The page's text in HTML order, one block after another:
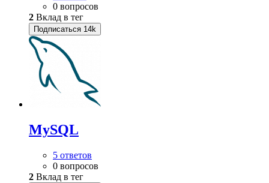
0 вопросов
2 Вклад в тег
Подписаться 14k
MySQL
5 ответов
0 вопросов
2 Вклад в тег